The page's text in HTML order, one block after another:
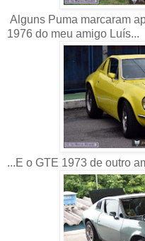
Alguns Puma marcaram
1976 do meu amigo Luís...
...E o GTE 1973 de outro